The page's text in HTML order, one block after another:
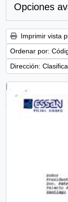
Opciones
Imprimir vista
Ordenar por:
Dirección: